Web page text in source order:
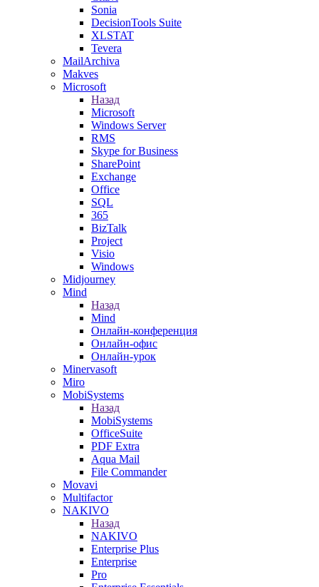
Sonia
DecisionTools Suite
XLSTAT
Tevera
MailArchiva
Makves
Microsoft
Назад
Microsoft
Windows Server
RMS
Skype for Business
SharePoint
Exchange
Office
SQL
365
BizTalk
Project
Visio
Windows
Midjourney
Mind
Назад
Mind
Онлайн-конференция
Онлайн-офис
Онлайн-урок
Minervasoft
Miro
MobiSystems
Назад
MobiSystems
OfficeSuite
PDF Extra
Aqua Mail
File Commander
Movavi
Multifactor
NAKIVO
Назад
NAKIVO
Enterprise Plus
Enterprise
Pro